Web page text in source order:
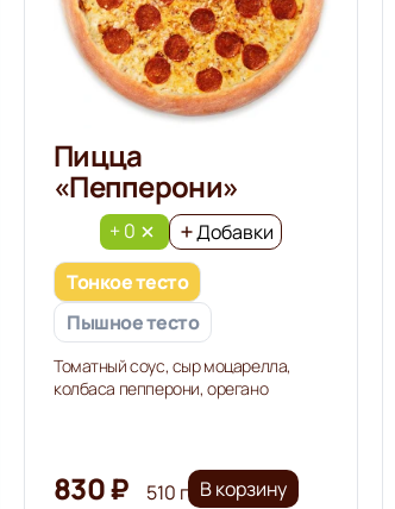
Пицца
«Пепперони»
+ 0
Добавки
Тонкое тесто
Пышное тесто
Томатный соус, сыр моцарелла,
колбаса пепперони, орегано
830 ₽ 510 г В корзину